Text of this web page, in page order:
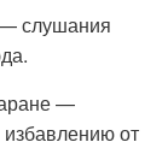
слушания
—
от